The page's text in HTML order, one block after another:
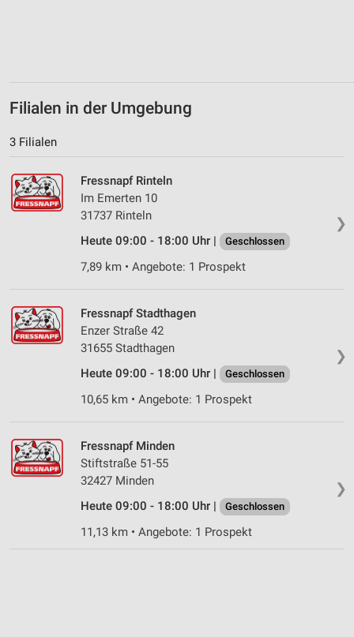
Filialen in der Umgebung
3 Filialen
❯
Fressnapf Rinteln
Im Emerten 10
31737 Rinteln
Heute 09:00 - 18:00 Uhr |
Geschlossen
7,89 km • Angebote: 1 Prospekt
❯
Fressnapf Stadthagen
Enzer Straße 42
31655 Stadthagen
Heute 09:00 - 18:00 Uhr |
Geschlossen
10,65 km • Angebote: 1 Prospekt
❯
Fressnapf Minden
Stiftstraße 51-55
32427 Minden
Heute 09:00 - 18:00 Uhr |
Geschlossen
11,13 km • Angebote: 1 Prospekt
Verwendung von Profilen zur Auswahl
personalisierter Inhalte
Messung der Performance von Inhalten
Analyse von Zielgruppen durch Statistiken oder
Kombinationen von Daten aus verschiedenen
Entwicklung und Verbesserung der Angebote
Verwendung reduzierter Daten zur Auswahl von
Inhalten
IAB-Besonderheiten:
Verwendung genauer Standortdaten
Geräte anhand von aktiv angeforderten
Nicht-IAB-Verarbeitungszwecke:
Notwendig
Performance